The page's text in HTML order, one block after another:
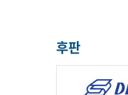
후판